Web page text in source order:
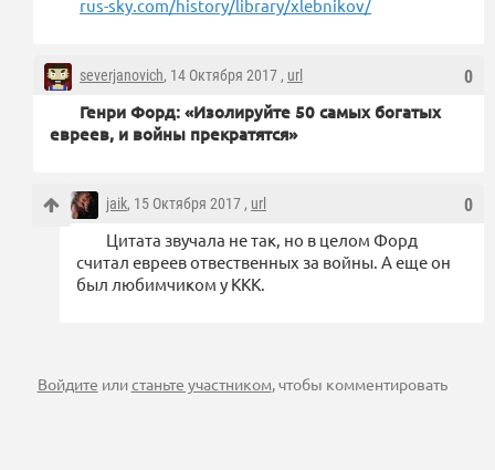
rus-sky.com/history/library/xlebnikov/
0
severjanovich, 14 Октября 2017 , url
Генри Форд: «Изолируйте 50 самых богатых
евреев, и войны прекратятся»
0
jaik, 15 Октября 2017 , url
Цитата звучала не так, но в целом Форд
считал евреев отвественных за войны. А еще он
был любимчиком у ККК.
Войдите илистаньте участником, чтобы комментировать